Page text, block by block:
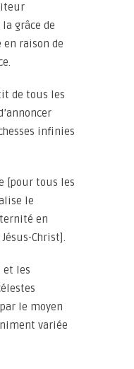
grâce de
en raison de
de tous les
infinies
[pour tous les
le
en
Christ].
et les
le moyen
variée